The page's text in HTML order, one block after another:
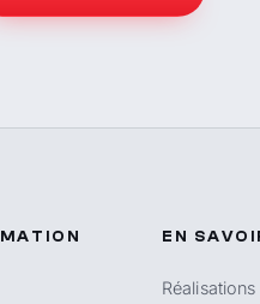
EN
Réalisations